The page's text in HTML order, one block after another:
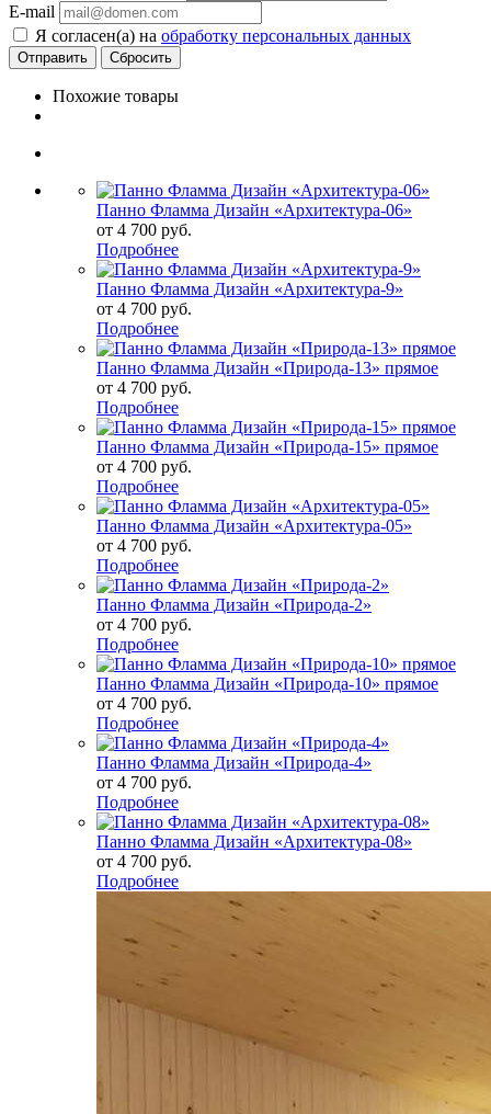
E-mail
Я согласен(а) на обработку персональных данных
Сбросить
Похожие товары
Панно Фламма Дизайн «Архитектура-06»
от 4 700 руб.
Подробнее
Панно Фламма Дизайн «Архитектура-9»
от 4 700 руб.
Подробнее
Панно Фламма Дизайн «Природа-13» прямое
от 4 700 руб.
Подробнее
Панно Фламма Дизайн «Природа-15» прямое
от 4 700 руб.
Подробнее
Панно Фламма Дизайн «Архитектура-05»
от 4 700 руб.
Подробнее
Панно Фламма Дизайн «Природа-2»
от 4 700 руб.
Подробнее
Панно Фламма Дизайн «Природа-10» прямое
от 4 700 руб.
Подробнее
Панно Фламма Дизайн «Природа-4»
от 4 700 руб.
Подробнее
Панно Фламма Дизайн «Архитектура-08»
от 4 700 руб.
Подробнее